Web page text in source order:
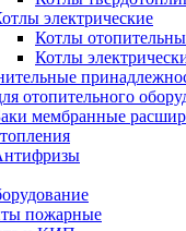
электрические
Котлы
Котлы
отопительного
мембранные
пожарные